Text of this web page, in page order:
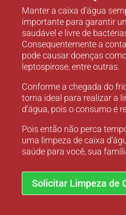
Manter a caixa d’água
importante para garantir
saudável e livre de
Consequentemente a
pode causar doenças
leptospirose, entre outras.
Conforme a chegada do
torna ideal para realizar a
d’água, pois o consumo é
Pois então não perca
uma limpeza de caixa
saúde para você, sua
Solicitar Limpeza de